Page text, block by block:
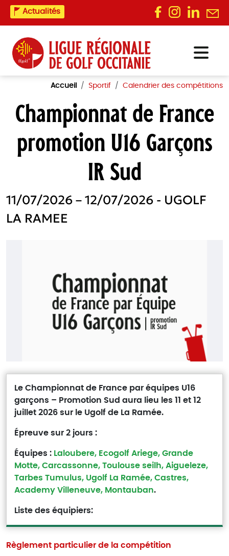
Actualités
Accueil Sportif Calendrier des compétitions
Championnat de France
promotion U16 Garçons
IR Sud
11/07/2026 – 12/07/2026 - UGOLF
LA RAMEE
Le Championnat de France par équipes U16
garçons – Promotion Sud aura lieu les 11 et 12
juillet 2026 sur le Ugolf de La Ramée.
Épreuve sur 2 jours :
Équipes : Laloubere, Ecogolf Ariege, Grande
Motte, Carcassonne, Toulouse seilh, Aigueleze,
Tarbes Tumulus, Ugolf La Ramée, Castres,
Academy Villeneuve, Montauban.
Liste des équipiers:
Règlement particulier de la compétition